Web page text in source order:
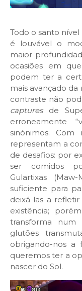
Todo o santo
é louvável o
maior
ocasiões em
podem ter a
mais avançado da
contraste não
capturesde
erroneamente
sinónimos. Com
representam a
de desafios: por
ser comidos
Gulartixas
suficiente para
deixá-las a
existência;
transforma num
glutões
obrigando-nos a
queremos ter a
nascer do Sol.